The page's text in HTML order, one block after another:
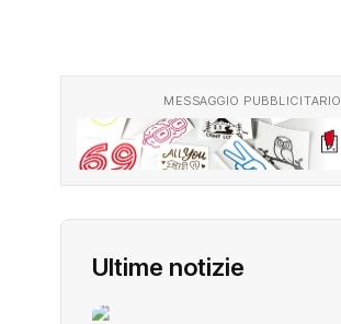
MESSAGGIO PUBBLICITARIO
Ultime notizie